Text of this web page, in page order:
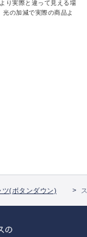
り実際と違って見える場
の加減で実際の商品よ
ツ(ボタンダウン)